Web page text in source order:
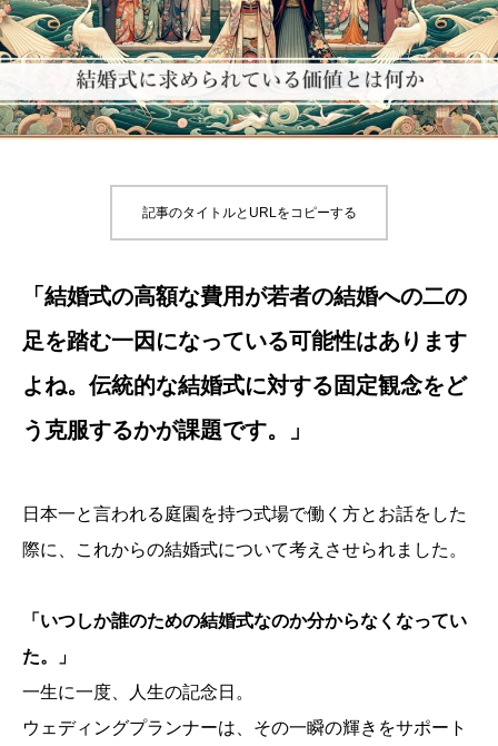
記事のタイトルとURLをコピーする
「結婚式の高額な費用が若者の結婚への二の
足を踏む一因になっている可能性はあります
よね。伝統的な結婚式に対する固定観念をど
う克服するかが課題です。」
日本一と言われる庭園を持つ式場で働く方とお話をした
際に、これからの結婚式について考えさせられました。
「いつしか誰のための結婚式なのか分からなくなってい
た。」
一生に一度、人生の記念日。
ウェディングプランナーは、その一瞬の輝きをサポート